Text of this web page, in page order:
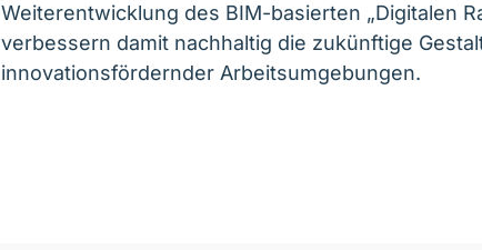
Weiterentwicklung des BIM-basierten „Digitalen
verbessern damit nachhaltig die zukünftige
innovationsfördernder Arbeitsumgebungen.